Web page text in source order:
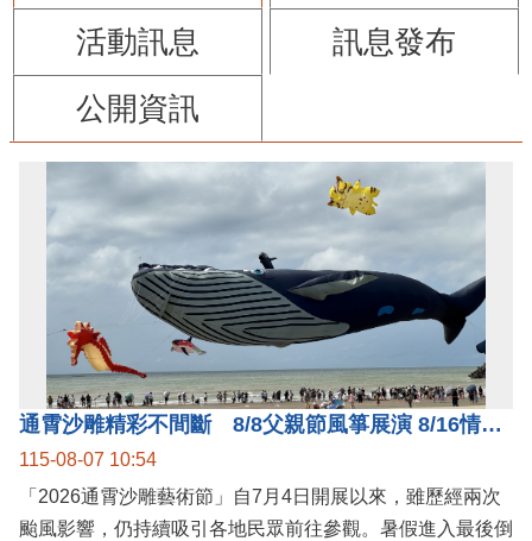
活動訊息
訊息發布
公開資訊
通霄沙雕精彩不間斷 8/8父親節風箏展演 8/16情人節66對浪漫挑戰送好禮
115-08-07 10:54
「2026通霄沙雕藝術節」自7月4日開展以來，雖歷經兩次
颱風影響，仍持續吸引各地民眾前往參觀。暑假進入最後倒